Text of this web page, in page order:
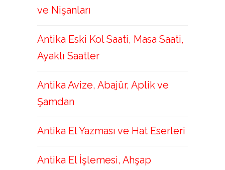
ve Nişanları
Antika Eski Kol Saati, Masa Saati,
Ayaklı Saatler
Antika Avize, Abajür, Aplik ve
Şamdan
Antika El Yazması ve Hat Eserleri
Antika El İşlemesi, Ahşap